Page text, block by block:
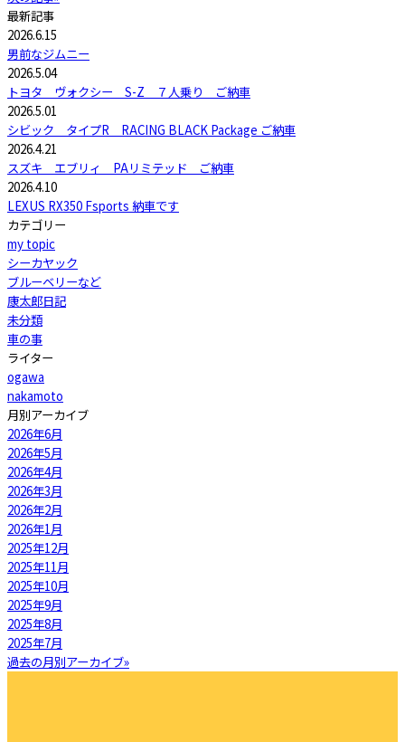
最新記事
2026.6.15
男前なジムニー
2026.5.04
トヨタ ヴォクシー S-Z ７人乗り ご納車
2026.5.01
シビック タイプR RACING BLACK Package ご納車
2026.4.21
スズキ エブリィ PAリミテッド ご納車
2026.4.10
LEXUS RX350 Fsports 納車です
カテゴリー
my topic
シーカヤック
ブルーベリーなど
康太郎日記
未分類
車の事
ライター
ogawa
nakamoto
月別アーカイブ
2026年6月
2026年5月
2026年4月
2026年3月
2026年2月
2026年1月
2025年12月
2025年11月
2025年10月
2025年9月
2025年8月
2025年7月
過去の月別アーカイブ»